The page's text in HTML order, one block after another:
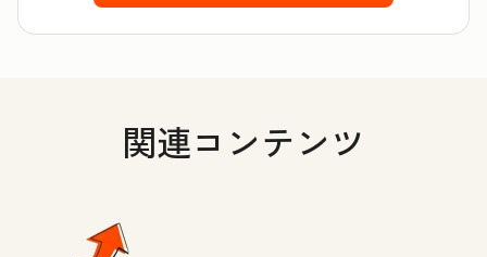
関連コンテンツ